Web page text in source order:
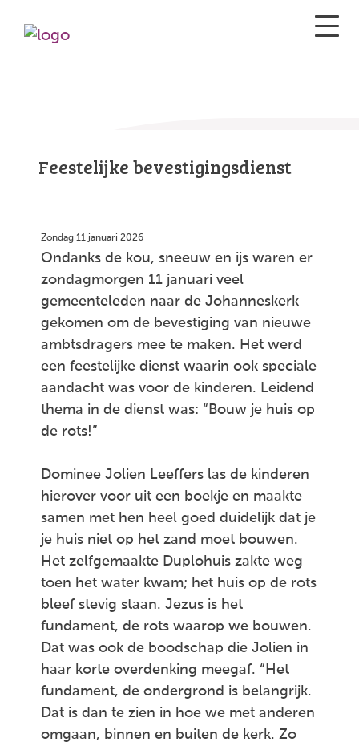
Feestelijke bevestigingsdienst
Zondag 11 januari 2026
Ondanks de kou, sneeuw en ijs waren er
zondagmorgen 11 januari veel
gemeenteleden naar de Johanneskerk
gekomen om de bevestiging van nieuwe
ambtsdragers mee te maken. Het werd
een feestelijke dienst waarin ook speciale
aandacht was voor de kinderen. Leidend
thema in de dienst was: “Bouw je huis op
de rots!”
Dominee Jolien Leeffers las de kinderen
hierover voor uit een boekje en maakte
samen met hen heel goed duidelijk dat je
je huis niet op het zand moet bouwen.
Het zelfgemaakte Duplohuis zakte weg
toen het water kwam; het huis op de rots
bleef stevig staan. Jezus is het
fundament, de rots waarop we bouwen.
Dat was ook de boodschap die Jolien in
haar korte overdenking meegaf. “Het
fundament, de ondergrond is belangrijk.
Dat is dan te zien in hoe we met anderen
omgaan, binnen en buiten de kerk. Zo